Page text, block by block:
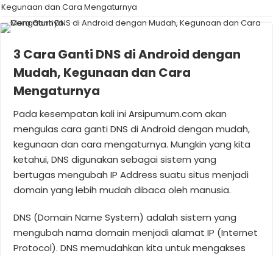
Kegunaan dan Cara Mengaturnya
3 Cara Ganti DNS di Android dengan
Mudah, Kegunaan dan Cara
Mengaturnya
Pada kesempatan kali ini Arsipumum.com akan
mengulas cara ganti DNS di Android dengan mudah,
kegunaan dan cara mengaturnya. Mungkin yang kita
ketahui, DNS digunakan sebagai sistem yang
bertugas mengubah IP Address suatu situs menjadi
domain yang lebih mudah dibaca oleh manusia.
DNS (Domain Name System) adalah sistem yang
mengubah nama domain menjadi alamat IP (Internet
Protocol). DNS memudahkan kita untuk mengakses